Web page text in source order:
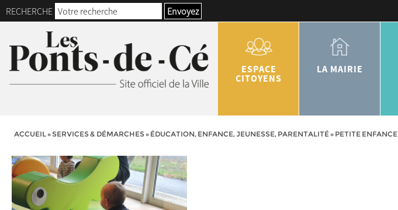
RECHERCHE Envoyez
ESPACE
CITOYENS
LA MAIRIE
ACCUEIL» SERVICES & DÉMARCHES» ÉDUCATION, ENFANCE, JEUNESSE, PARENTALITÉ» PETITE ENFANCE